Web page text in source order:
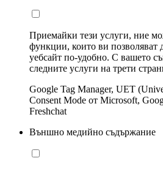
Приемайки тези услуги, ние
функции, които ви позволяват
уебсайт по-удобно. С вашето
следните услуги на трети
Google Tag Manager, UET
Consent Mode от Microsoft,
Freshchat
Външно медийно съдържание